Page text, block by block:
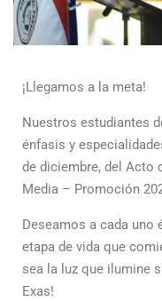
¡Llegamos a la meta!
Nuestros estudiantes
énfasis y
de diciembre, del Acto
Media – Promoción
Deseamos a cada uno
etapa de vida que
sea la luz que ilumine
Exas!